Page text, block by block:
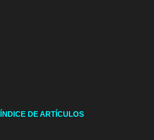
ÍNDICE DE ARTÍCULOS